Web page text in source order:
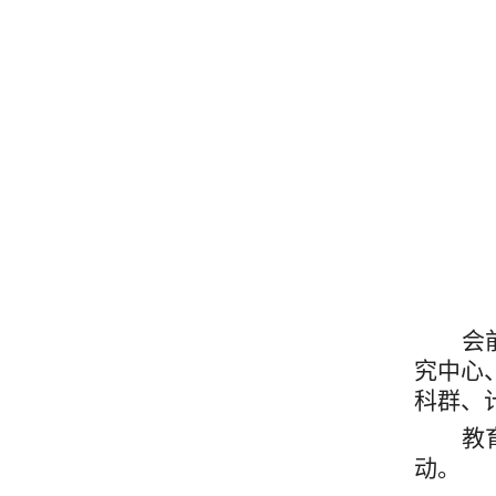
会
究中心
科群、
教
动。